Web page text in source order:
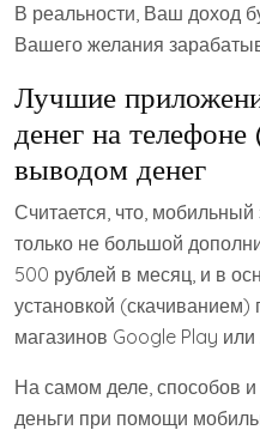
В реальности, Ваш доход
Вашего желания
Лучшие
денег на
выводом денег
Считается, что,
только не большой
500 рублей в месяц, и в
установкой (скачиванием)
магазинов Google Play
На самом деле, способов
деньги при помощи